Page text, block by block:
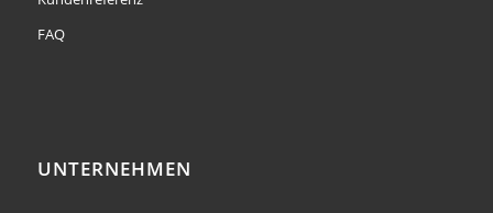
FAQ
UNTERNEHMEN